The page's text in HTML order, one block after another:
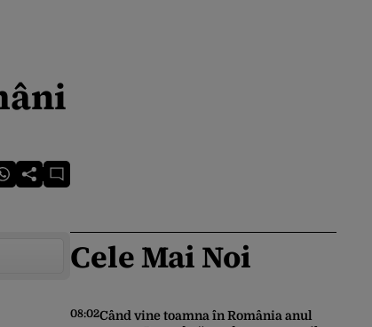
Cele Mai Noi
08:02Când vine toamna în România anul